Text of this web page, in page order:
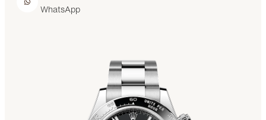
WhatsApp